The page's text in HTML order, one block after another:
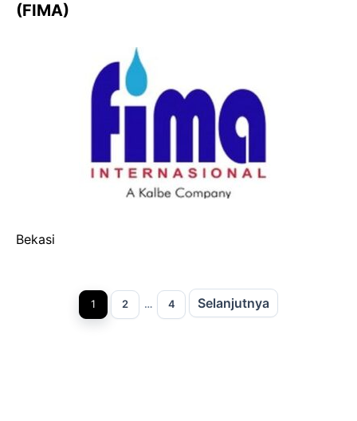
(FIMA)
Bekasi
Halaman
1 Halaman
2 … Halaman
4 Selanjutnya